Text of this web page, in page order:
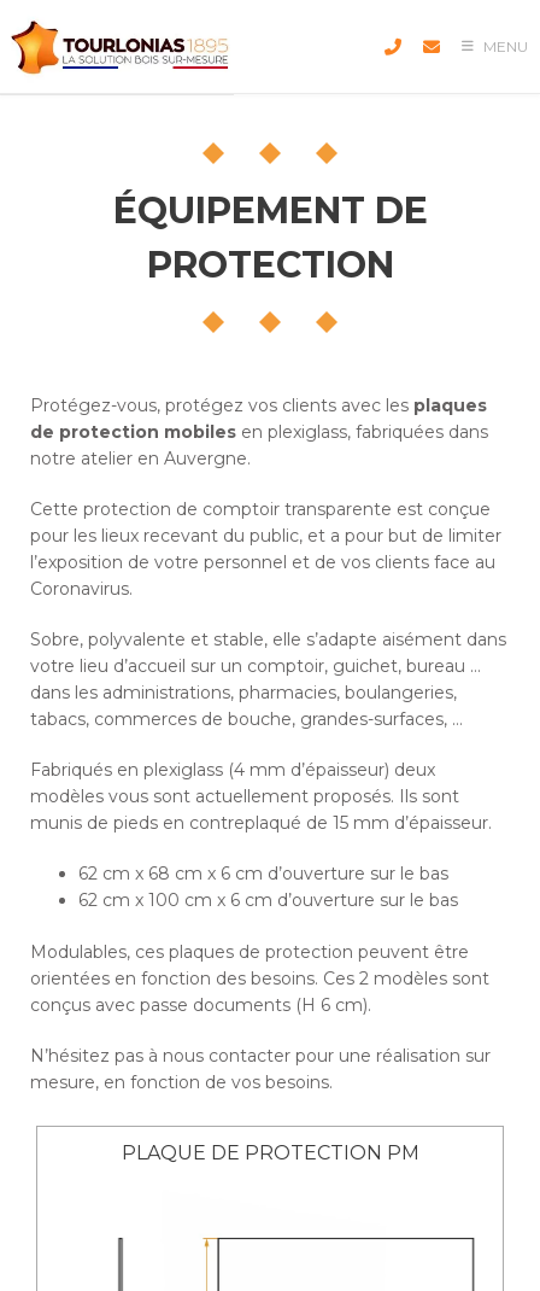
to
content
MENU
ÉQUIPEMENT DE
PROTECTION
Protégez-vous, protégez vos clients avec les plaques
de protection mobiles en plexiglass, fabriquées dans
notre atelier en Auvergne.
Cette protection de comptoir transparente est conçue
pour les lieux recevant du public, et a pour but de limiter
l’exposition de votre personnel et de vos clients face au
Coronavirus.
Sobre, polyvalente et stable, elle s’adapte aisément dans
votre lieu d’accueil sur un comptoir, guichet, bureau …
dans les administrations, pharmacies, boulangeries,
tabacs, commerces de bouche, grandes-surfaces, …
Fabriqués en plexiglass (4 mm d’épaisseur) deux
modèles vous sont actuellement proposés. Ils sont
munis de pieds en contreplaqué de 15 mm d’épaisseur.
62 cm x 68 cm x 6 cm d’ouverture sur le bas
62 cm x 100 cm x 6 cm d’ouverture sur le bas
Modulables, ces plaques de protection peuvent être
orientées en fonction des besoins. Ces 2 modèles sont
conçus avec passe documents (H 6 cm).
N’hésitez pas à nous contacter pour une réalisation sur
mesure, en fonction de vos besoins.
PLAQUE DE PROTECTION PM